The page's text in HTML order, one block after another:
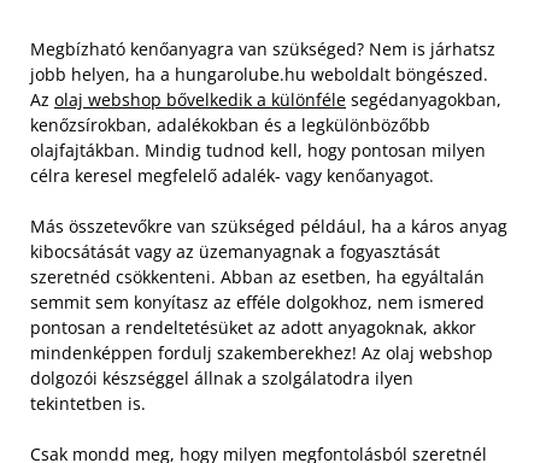
Megbízható kenőanyagra van szükséged? Nem is járhatsz
jobb helyen, ha a hungarolube.hu weboldalt böngészed.
Az olaj webshop bővelkedik a különféle segédanyagokban,
kenőzsírokban, adalékokban és a legkülönbözőbb
olajfajtákban. Mindig tudnod kell, hogy pontosan milyen
célra keresel megfelelő adalék- vagy kenőanyagot.
Más összetevőkre van szükséged például, ha a káros anyag
kibocsátását vagy az üzemanyagnak a fogyasztását
szeretnéd csökkenteni. Abban az esetben, ha egyáltalán
semmit sem konyítasz az efféle dolgokhoz, nem ismered
pontosan a rendeltetésüket az adott anyagoknak, akkor
mindenképpen fordulj szakemberekhez! Az olaj webshop
dolgozói készséggel állnak a szolgálatodra ilyen
tekintetben is.
Csak mondd meg, hogy milyen megfontolásból szeretnél